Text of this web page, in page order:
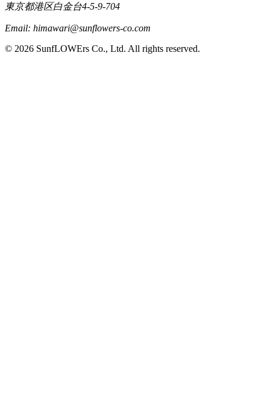
東京都港区白金台4-5-9-704
Email: himawari@sunflowers-co.com
© 2026 SunfLOWErs Co., Ltd. All rights reserved.